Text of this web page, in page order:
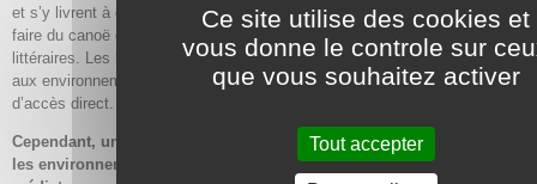
et s’y livrent à des activités partagées telles que regarder du baseball,
faire du canoë ou rejouer des événements historiques et des récits
littéraires. Les holo-environnements opèrent ainsi comme des substituts
aux environnements terrestres ou planétaires auxquels l’équipage n’a pas
d’accès direct.
Cependant, une seconde dimension de cette dynamique concerne
les environnements virtuels non seulement comme espaces
Ce site utilise des cookies et
vous donne le controle sur
que vous souhaitez activer
Tout accepter